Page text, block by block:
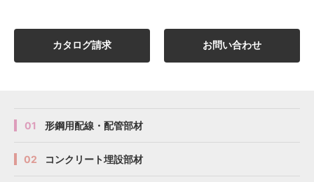
カタログ請求 お問い合わせ
01 形鋼用配線・配管部材
02 コンクリート埋設部材